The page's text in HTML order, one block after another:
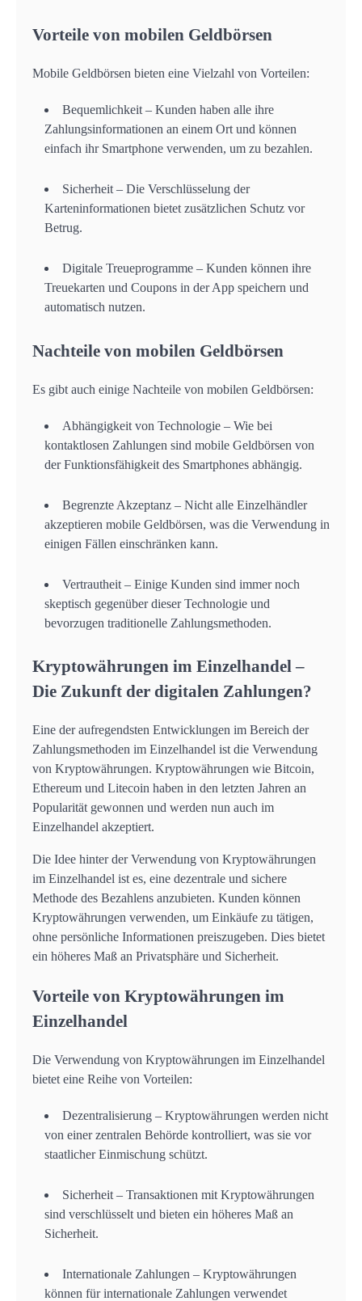
Vorteile von mobilen Geldbörsen
Mobile Geldbörsen bieten eine Vielzahl von Vorteilen:
Bequemlichkeit – Kunden haben alle ihre
Zahlungsinformationen an einem Ort und können
einfach ihr Smartphone verwenden, um zu bezahlen.
Sicherheit – Die Verschlüsselung der
Karteninformationen bietet zusätzlichen Schutz vor
Betrug.
Digitale Treueprogramme – Kunden können ihre
Treuekarten und Coupons in der App speichern und
automatisch nutzen.
Nachteile von mobilen Geldbörsen
Es gibt auch einige Nachteile von mobilen Geldbörsen:
Abhängigkeit von Technologie – Wie bei
kontaktlosen Zahlungen sind mobile Geldbörsen von
der Funktionsfähigkeit des Smartphones abhängig.
Begrenzte Akzeptanz – Nicht alle Einzelhändler
akzeptieren mobile Geldbörsen, was die Verwendung in
einigen Fällen einschränken kann.
Vertrautheit – Einige Kunden sind immer noch
skeptisch gegenüber dieser Technologie und
bevorzugen traditionelle Zahlungsmethoden.
Kryptowährungen im Einzelhandel –
Die Zukunft der digitalen Zahlungen?
Eine der aufregendsten Entwicklungen im Bereich der
Zahlungsmethoden im Einzelhandel ist die Verwendung
von Kryptowährungen. Kryptowährungen wie Bitcoin,
Ethereum und Litecoin haben in den letzten Jahren an
Popularität gewonnen und werden nun auch im
Einzelhandel akzeptiert.
Die Idee hinter der Verwendung von Kryptowährungen
im Einzelhandel ist es, eine dezentrale und sichere
Methode des Bezahlens anzubieten. Kunden können
Kryptowährungen verwenden, um Einkäufe zu tätigen,
ohne persönliche Informationen preiszugeben. Dies bietet
ein höheres Maß an Privatsphäre und Sicherheit.
Vorteile von Kryptowährungen im
Einzelhandel
Die Verwendung von Kryptowährungen im Einzelhandel
bietet eine Reihe von Vorteilen:
Dezentralisierung – Kryptowährungen werden nicht
von einer zentralen Behörde kontrolliert, was sie vor
staatlicher Einmischung schützt.
Sicherheit – Transaktionen mit Kryptowährungen
sind verschlüsselt und bieten ein höheres Maß an
Sicherheit.
Internationale Zahlungen – Kryptowährungen
können für internationale Zahlungen verwendet